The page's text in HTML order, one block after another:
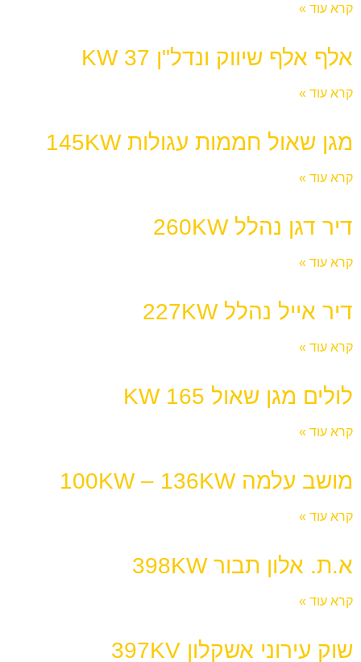
קרא עוד »
אלף אלף שיווק ונדל"ן 37 KW
קרא עוד »
מגן שאול חממות עגולות 145KW
קרא עוד »
דיר דגן נהלל 260KW
קרא עוד »
דיר אייל נהלל 227KW
קרא עוד »
לולים מגן שאול 165 KW
קרא עוד »
מושב עלמה 100KW – 136KW
קרא עוד »
א.ת. אלון תבור 398KW
קרא עוד »
שוק עירוני אשקלון 397KV